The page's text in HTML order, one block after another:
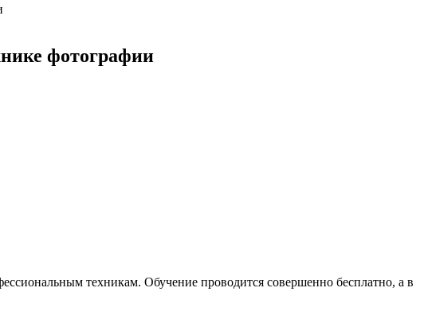
фотографии
техникам. Обучение проводится совершенно бесплатно, а в